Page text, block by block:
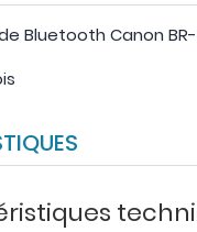
Bluetooth Canon BR-